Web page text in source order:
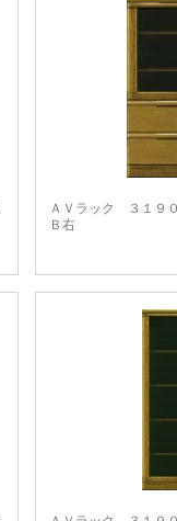
ＡＶラック ３１９
Ｂ右